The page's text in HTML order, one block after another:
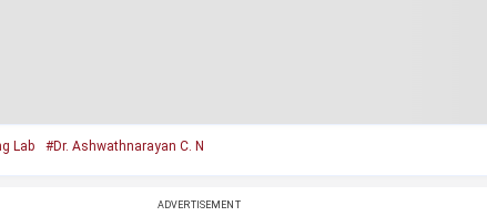
Lab #Dr. Ashwathnarayan C. N
ADVERTISEMENT